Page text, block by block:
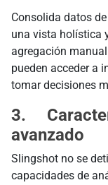
Consolida datos
una vista holística
agregación
pueden acceder a
tomar decisiones
3.
avanzado
Slingshot no se
capacidades de